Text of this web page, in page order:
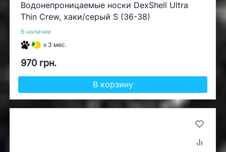
Водонепроницаемые носки DexShell Ultra
Thin Crew, хаки/серый S (36-38)
В наличии
x 3 мес.
970 грн.
В корзину